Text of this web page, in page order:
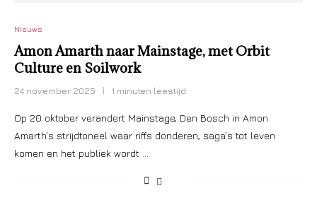
Nieuws
Amon Amarth naar Mainstage, met Orbit
Culture en Soilwork
24 november 2025 1 minuten leestijd
Op 20 oktober verandert Mainstage, Den Bosch in Amon
Amarth’s strijdtoneel waar riffs donderen, saga’s tot leven
komen en het publiek wordt …